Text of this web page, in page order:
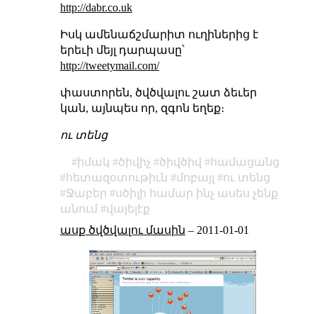
http://dabr.co.uk
Իսկ ամենաճշմարիտ ուղիներից է
երեւի մեյլ դարպասը՝
http://tweetymail.com/
փաստորեն, ծվծվալու շատ ձեւեր
կան, այնպես որ, զգոն եղեք։
ու տենց
իմակ ծիվիչ ծիվծիվ
համացանց
հետազօտութիւն
մոբայլ
ու տենց
Ջաբեր
սծիլի համար ինչ ասես չենք
անում
վայելէք
ասք ծվծվալու մասին – 2011-01-01